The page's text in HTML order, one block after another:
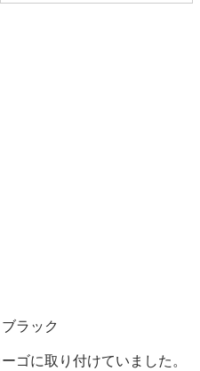
ラック
ゴに取り付けていました。